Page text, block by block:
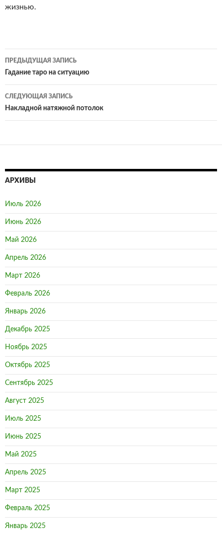
жизнью.
Навигация
по
записям
ПРЕДЫДУЩАЯ ЗАПИСЬ
Гадание таро на ситуацию
СЛЕДУЮЩАЯ ЗАПИСЬ
Накладной натяжной потолок
АРХИВЫ
Июль 2026
Июнь 2026
Май 2026
Апрель 2026
Март 2026
Февраль 2026
Январь 2026
Декабрь 2025
Ноябрь 2025
Октябрь 2025
Сентябрь 2025
Август 2025
Июль 2025
Июнь 2025
Май 2025
Апрель 2025
Март 2025
Февраль 2025
Январь 2025